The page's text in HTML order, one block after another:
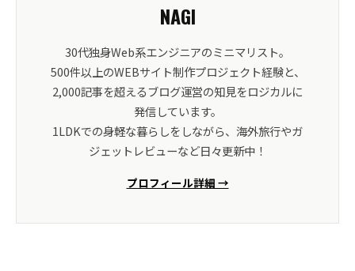
NAGI
30代独身Web系エンジニアのミニマリスト。
500件以上のWEBサイト制作プロジェクト経験と、
2,000記事を超えるブログ運営の知見をロジカルに
発信しています。
1LDKでの身軽な暮らしをしながら、海外旅行やガ
ジェットレビューなど日々更新中！
プロフィール詳細 →